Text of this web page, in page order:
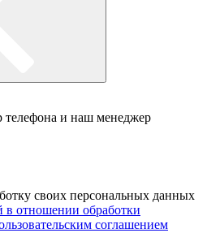
телефона и наш менеджер
своих персональных данных
в отношении обработки
соглашением